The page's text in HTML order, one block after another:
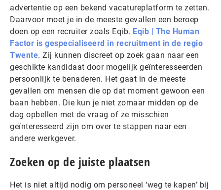
advertentie op een bekend vacatureplatform te zetten.
Daarvoor moet je in de meeste gevallen een beroep
doen op een recruiter zoals Eqib. Eqib | The Human
Factor is gespecialiseerd in recruitment in de regio
Twente. Zij kunnen discreet op zoek gaan naar een
geschikte kandidaat door mogelijk geïnteresseerden
persoonlijk te benaderen. Het gaat in de meeste
gevallen om mensen die op dat moment gewoon een
baan hebben. Die kun je niet zomaar midden op de
dag opbellen met de vraag of ze misschien
geïnteresseerd zijn om over te stappen naar een
andere werkgever.
Zoeken op de juiste plaatsen
Het is niet altijd nodig om personeel ‘weg te kapen’ bij